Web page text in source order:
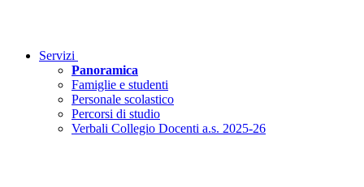
Servizi
Panoramica
Famiglie e studenti
Personale scolastico
Percorsi di studio
Verbali Collegio Docenti a.s. 2025-26